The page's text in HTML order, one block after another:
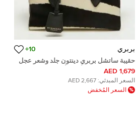
بربري 10+
حقيبة ساتشل بربري دينتون جلد وشعر عجل
بطبعة حمار وحشي أسود/أبيض
1,679 AED
السعر المبدئي: 2,667 AED
السعر المُخفض